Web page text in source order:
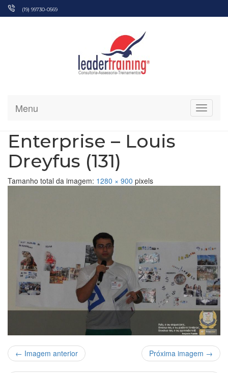
Pular
(19) 99730-0569
Menu
Enterprise – Louis
Dreyfus (131)
Tamanho total da imagem: 1280 × 900 pixels
← Imagem anterior Próxima imagem →